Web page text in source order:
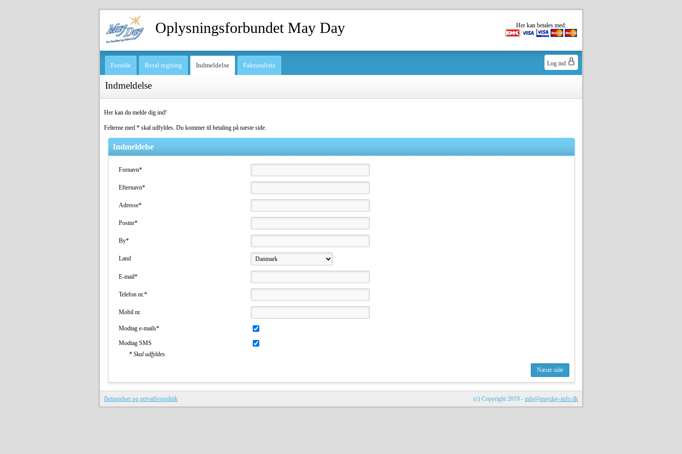
Her kan betales med:
Oplysningsforbundet May Day
Log ind
Forside Betal regning Indmeldelse Fakturaliste
Indmeldelse
Her kan du melde dig ind!
Felterne med * skal udfyldes. Du kommer til betaling på næste side.
Indmeldelse
Fornavn*
Efternavn*
Adresse*
Postnr*
By*
Land
E-mail*
Telefon nr.*
Mobil nr.
Modtag e-mails*
Modtag SMS
* Skal udfyldes
Betingelser og privatlivspolitik (c) Copyright 2019 - info@mayday-info.dk